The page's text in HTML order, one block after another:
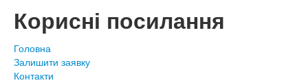
Корисні посилання
Головна
Залишити заявку
Контакти